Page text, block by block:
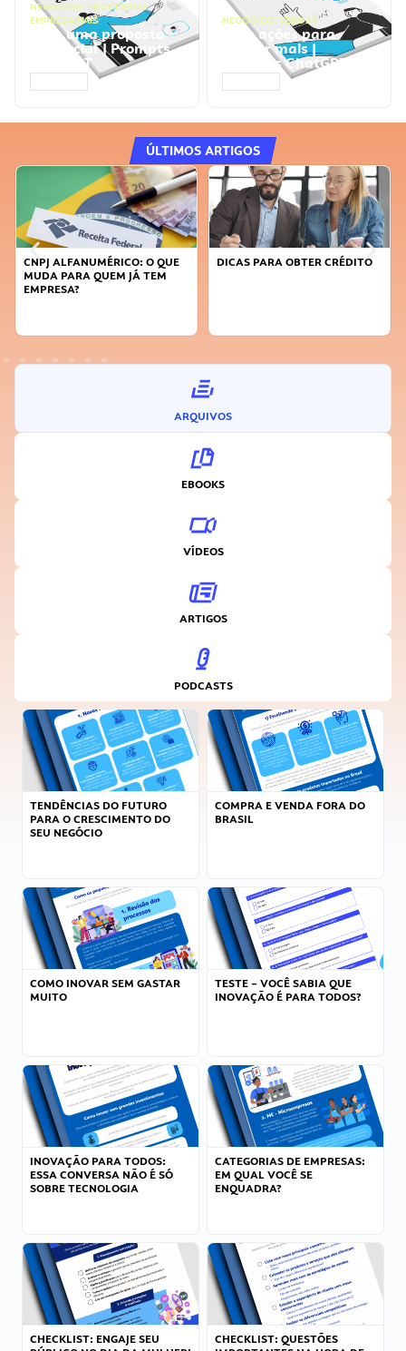
NEGÓCIOS, PROCESSOS
EMPRESARIAIS
Faça uma proposta
comercial | Prompts
ChatGPT
NEGÓCIOS, VENDAS
Faça ações para
vender mais |
Prompts ChatGPT
ÚLTIMOS ARTIGOS
CNPJ ALFANUMÉRICO: O QUE
MUDA PARA QUEM JÁ TEM
EMPRESA?
DICAS PARA OBTER CRÉDITO
ARQUIVOS
EBOOKS
VÍDEOS
ARTIGOS
PODCASTS
TENDÊNCIAS DO FUTURO
PARA O CRESCIMENTO DO
SEU NEGÓCIO
COMPRA E VENDA FORA DO
BRASIL
COMO INOVAR SEM GASTAR
MUITO
TESTE – VOCÊ SABIA QUE
INOVAÇÃO É PARA TODOS?
INOVAÇÃO PARA TODOS:
ESSA CONVERSA NÃO É SÓ
SOBRE TECNOLOGIA
CATEGORIAS DE EMPRESAS:
EM QUAL VOCÊ SE
ENQUADRA?
CHECKLIST: ENGAJE SEU
CHECKLIST: QUESTÕES